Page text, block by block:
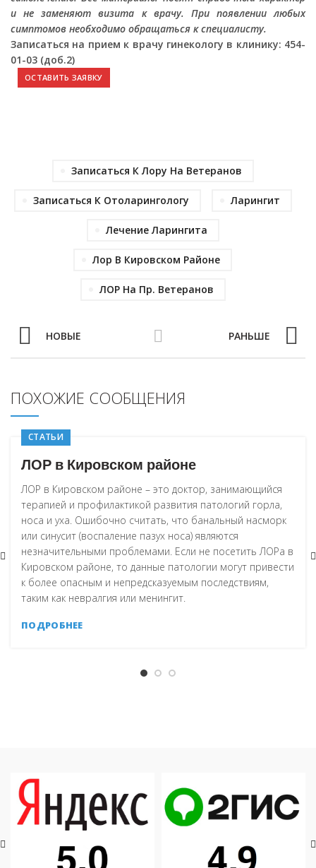
и не заменяют визита к врачу. При появлении любых
симптомов необходимо обращаться к специалисту.
Записаться на прием к врачу гинекологу в клинику: 454-
01-03 (доб.2)
ОСТАВИТЬ ЗАЯВКУ
Записаться К Лору На Ветеранов
Записаться К Отоларингологу Ларингит
Лечение Ларингита
Лор В Кировском Районе
ЛОР На Пр. Ветеранов
НОВЫЕ РАНЬШЕ
ПОХОЖИЕ СООБЩЕНИЯ
СТАТЬИ
ЛОР в Кировском районе
ЛОР в Кировском районе – это доктор, занимающийся
терапией и профилактикой развития патологий горла,
носа и уха. Ошибочно считать, что банальный насморк
или синусит (воспаление пазух носа) являются
незначительными проблемами. Если не посетить ЛОРа в
Кировском районе, то данные патологии могут привести
к более опасным и непредсказуемым последствиям,
таким как невралгия или менингит.
ПОДРОБНЕЕ